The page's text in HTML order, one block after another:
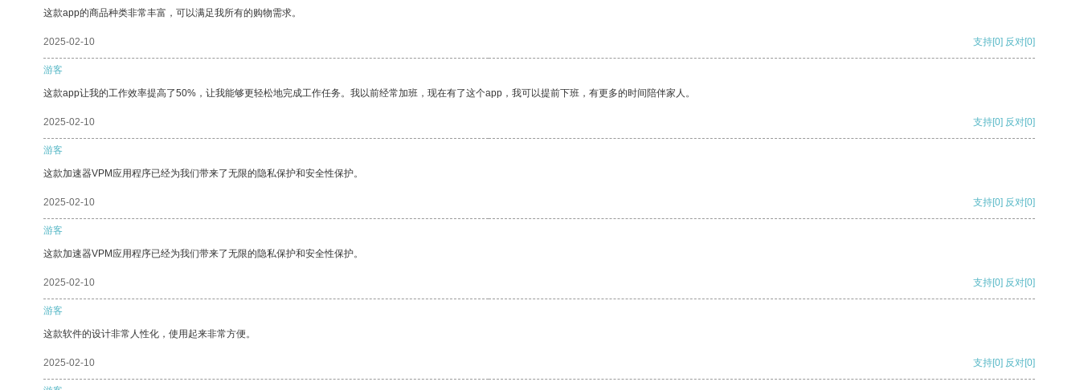
这款app的商品种类非常丰富，可以满足我所有的购物需求。
2025-02-10 支持[0] 反对[0]
游客
这款app让我的工作效率提高了50%，让我能够更轻松地完成工作任务。我以前经常加班，现在有了这个app，我可以提前下班，有更多的时间陪伴家人。
2025-02-10 支持[0] 反对[0]
游客
这款加速器VPM应用程序已经为我们带来了无限的隐私保护和安全性保护。
2025-02-10 支持[0] 反对[0]
游客
这款加速器VPM应用程序已经为我们带来了无限的隐私保护和安全性保护。
2025-02-10 支持[0] 反对[0]
游客
这款软件的设计非常人性化，使用起来非常方便。
2025-02-10 支持[0] 反对[0]